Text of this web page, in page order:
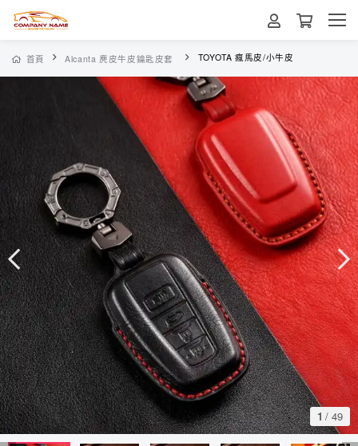
首頁 Alcanta 麂皮牛皮鑰匙皮套 TOYOTA 瘋馬皮/小牛皮
1 / 49